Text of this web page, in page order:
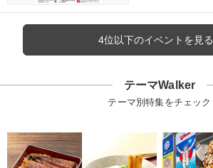
4位以下のイベントを見る
テーマWalker
テーマ別特集をチェック